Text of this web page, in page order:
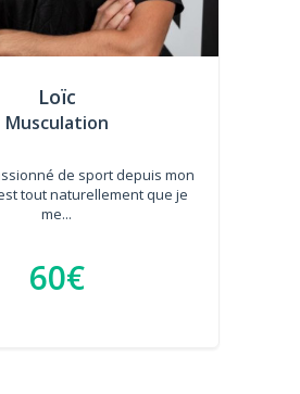
Loïc
Musculation
de sport depuis mon
tout naturellement que je
me...
60€